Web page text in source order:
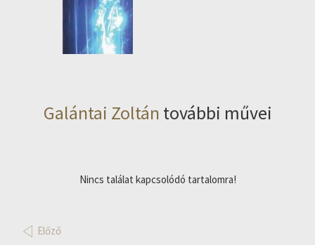
Galántai Zoltán további művei
Nincs találat kapcsolódó tartalomra!
Előző